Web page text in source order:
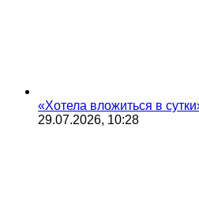
«Хотела вложиться в
29.07.2026, 10:28